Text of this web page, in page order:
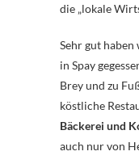
die „lokale
Sehr gut haben
in Spay
Brey und zu
köstliche
Bäckerei und
auch nur von